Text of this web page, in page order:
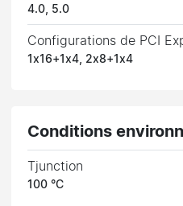
4.0, 5.0
Configurations de PCI
1x16+1x4, 2x8+1x4
Conditions
Tjunction
100 °C